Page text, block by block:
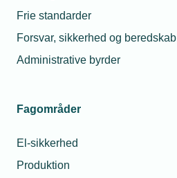
Frie standarder
Forsvar, sikkerhed og beredskab
Administrative byrder
Fagområder
El-sikkerhed
Produktion
Relaterede nyheder
tiden i ulvetimen
batteri redder